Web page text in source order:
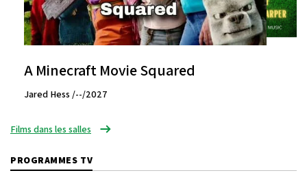
A Minecraft Movie Squared
Jared Hess /--/2027
Films dans les salles
PROGRAMMES TV